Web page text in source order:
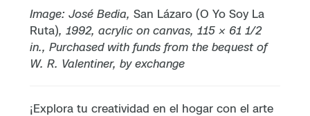
Image: José Bedia,San Lázaro (O Yo Soy La
Ruta), 1992, acrylic on canvas, 115 × 61 1/2
in., Purchased with funds from the bequest of
W. R. Valentiner, by exchange
¡Explora tu creatividad en el hogar con el arte